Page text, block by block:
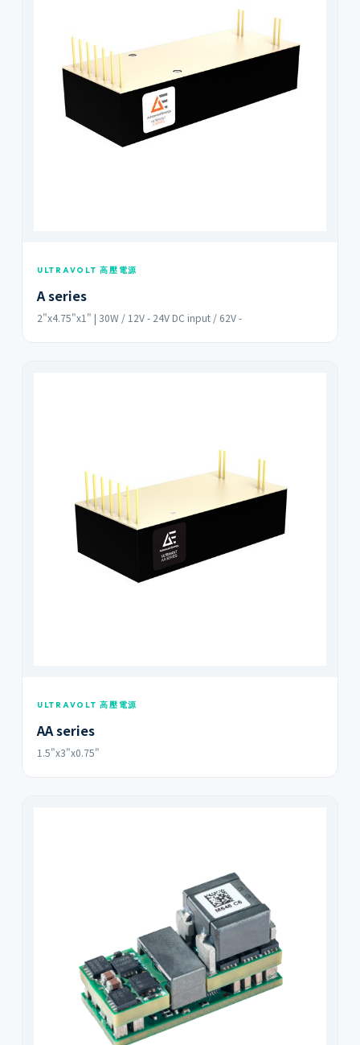
ULTRAVOLT 高壓電源
A series
2"x4.75"x1" | 30W / 12V - 24V DC input / 62V -
ULTRAVOLT 高壓電源
AA series
1.5"x3"x0.75"